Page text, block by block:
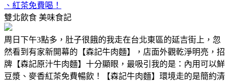
、紅茶免費喝！
雙北飲食 美味食記
周日下午3點多，肚子很餓的我走在台北東區的延吉街上，忽
然看到有家新開幕的【森記牛肉麵】，店面外觀乾淨明亮，招
牌【森記原汁牛肉麵】十分顯眼，最吸引我的是：內用可以鮮
豆漿、麥香紅茶免費暢飲！【森記牛肉麵】環境走的是簡約清